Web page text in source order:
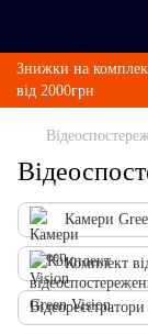
Знижки на
від 2000грн
Камери
Комплект